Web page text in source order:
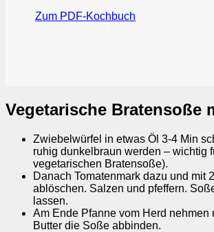
Zum PDF-Kochbuch
Vegetarische Bratensoße
Zwiebelwürfel in etwas Öl 3-4 Min
ruhig dunkelbraun werden – wichtig
vegetarischen Bratensoße).
Danach Tomatenmark dazu und mit
ablöschen. Salzen und pfeffern.
lassen.
Am Ende Pfanne vom Herd nehmen
Butter die Soße abbinden.